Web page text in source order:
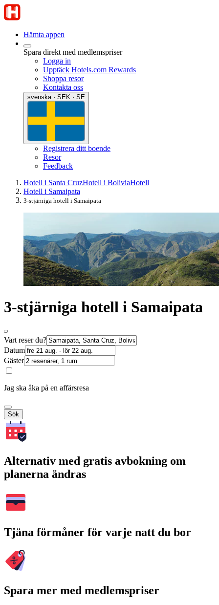
Hämta appen
Spara direkt med medlemspriser
Logga in
Upptäck Hotels.com Rewards
Shoppa resor
Kontakta oss
svenska · SEK · SE
Registrera ditt boende
Resor
Feedback
Hotell i Santa CruzHotell i BoliviaHotell
Hotell i Samaipata
3-stjärniga hotell i Samaipata
3-stjärniga hotell i Samaipata
Vart reser du?
Datum
Gäster
Jag ska åka på en affärsresa
Sök
Alternativ med gratis avbokning om
planerna ändras
Tjäna förmåner för varje natt du bor
Spara mer med medlemspriser